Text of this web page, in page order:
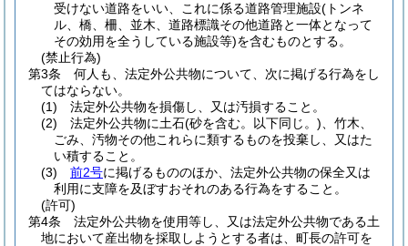
受けない道路をいい、これに係る道路管理施設(トンネ
ル、橋、柵、並木、道路標識その他道路と一体となって
その効用を全うしている施設等)を含むものとする。
(禁止行為)
第3条
何人も、法定外公共物について、次に掲げる行為をし
てはならない。
(1)
法定外公共物を損傷し、又は汚損すること。
(2)
法定外公共物に土石(砂を含む。以下同じ。) 、竹木、
ごみ、汚物その他これらに類するものを投棄し、又はた
い積すること。
(3)
前2号に掲げるもののほか、法定外公共物の保全又は
利用に支障を及ぼすおそれのある行為をすること。
(許可)
第4条
法定外公共物を使用等し、又は法定外公共物である土
地において産出物を採取しようとする者は、町長の許可を